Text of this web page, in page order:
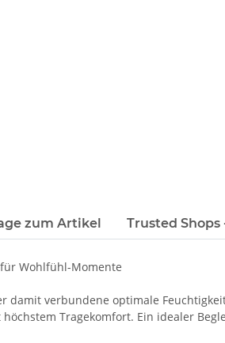
zum Artikel Trusted
Wohlfühl-Momente
damit verbundene optimale
Tragekomfort. Ein idealer